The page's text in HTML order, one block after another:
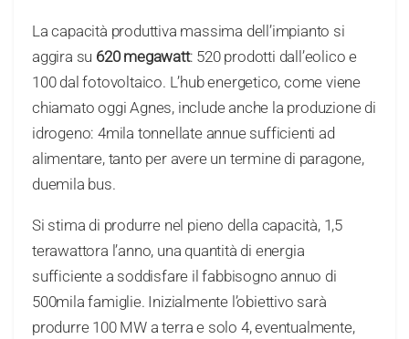
La capacità produttiva massima dell’impianto si
aggira su 620 megawatt: 520 prodotti dall’eolico e
100 dal fotovoltaico. L’hub energetico, come viene
chiamato oggi Agnes, include anche la produzione di
idrogeno: 4mila tonnellate annue sufficienti ad
alimentare, tanto per avere un termine di paragone,
duemila bus.
Si stima di produrre nel pieno della capacità, 1,5
terawattora l’anno, una quantità di energia
sufficiente a soddisfare il fabbisogno annuo di
500mila famiglie. Inizialmente l’obiettivo sarà
produrre 100 MW a terra e solo 4, eventualmente,